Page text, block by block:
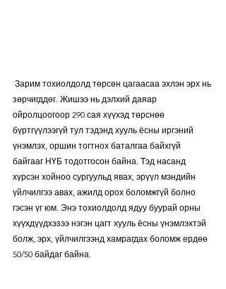
зөрчигддөг. Жишээ нь дэлхий даяар
ойролцоогоор 290 сая хүүхэд төрснөө
бүртгүүлээгүй тул тэдэнд хууль ёсны иргэний
үнэмлэх, оршин тогтнох баталгаа байхгүй
байгааг НҮБ тодотгосон байна. Тэд насанд
хүрсэн хойноо сургуульд явах, эрүүл мэндийн
үйлчилгээ авах, ажилд орох боломжгүй болно
гэсэн үг юм. Энэ тохиолдолд ядуу буурай орны
хүүхдүүдхэзээ нэгэн цагт хууль ёсны үнэмлэхтэй
болж, эрх, үйлчилгээнд хамрагдах боломж ердөө
50/50 байдаг байна.